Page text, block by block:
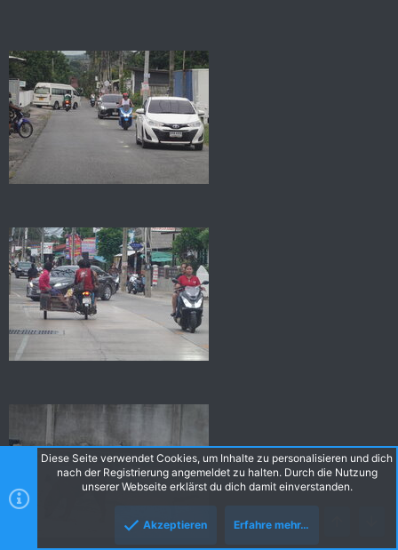
Diese Seite verwendet Cookies, um Inhalte zu personalisieren und dich
nach der Registrierung angemeldet zu halten. Durch die Nutzung
unserer Webseite erklärst du dich damit einverstanden.
Akzeptieren Erfahre mehr…